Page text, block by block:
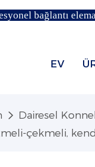
bağlantı
EV
Dairesel
çekmeli,